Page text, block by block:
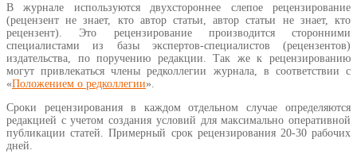
В журнале используются двухстороннее слепое рецензирование
(рецензент не знает, кто автор статьи, автор статьи не знает, кто
рецензент). Это рецензирование производится сторонними
специалистами из базы экспертов-специалистов (рецензентов)
издательства, по поручению редакции. Так же к рецензированию
могут привлекаться члены редколлегии журнала, в соответствии с
«Положением о редколлегии».
Сроки рецензирования в каждом отдельном случае определяются
редакцией с учетом создания условий для максимально оперативной
публикации статей. Примерный срок рецензирования 20-30 рабочих
дней.